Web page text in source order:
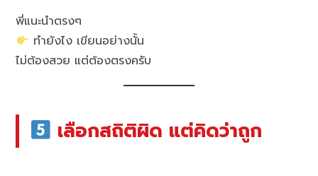
พี่แนะนำตรงๆ
ทำยังไง เขียนอย่างนั้น
ไม่ต้องสวย แต่ต้องตรงครับ
เลือกสถิติผิด แต่คิดว่าถูก